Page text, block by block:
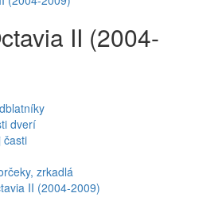
II (2004-
dverí
časti
zrkadlá
II (2004-2009)